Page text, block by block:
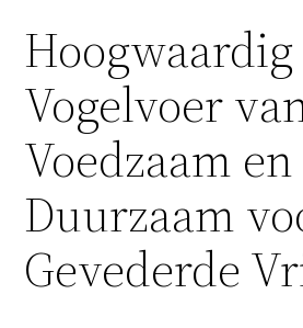
Hoogwaardig
Vogelvoer
Voedzaam en
Duurzaam
Gevederde